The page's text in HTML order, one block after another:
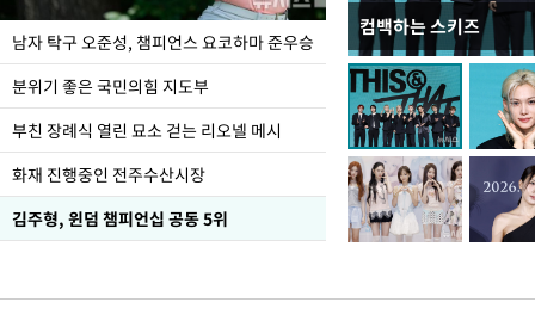
남자 탁구 오준성, 챔피언스 요코하마 준우승
분위기 좋은 국민의힘 지도부
부친 장례식 열린 묘소 걷는 리오넬 메시
화재 진행중인 전주수산시장
김주형, 윈덤 챔피언십 공동 5위
컴백하는 스키즈
한-미, UFS연합연습